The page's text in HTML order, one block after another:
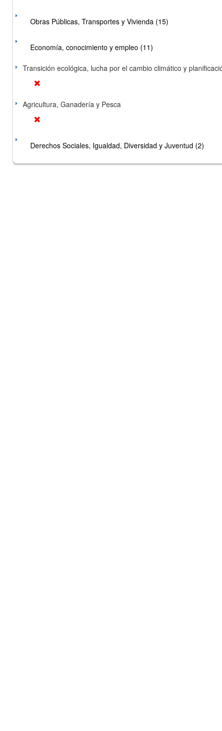
Obras Públicas, Transportes y Vivienda (15)
Economía, conocimiento y empleo (11)
Transición ecológica, lucha por el cambio climático y
Agricultura, Ganadería y Pesca
Derechos Sociales, Igualdad, Diversidad y Juventud (2)